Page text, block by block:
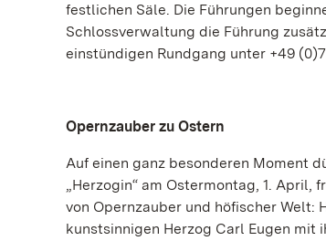
festlichen Säle. Die Führungen
Schlossverwaltung die Führung
einstündigen Rundgang unter +49
Opernzauber zu Ostern
Auf einen ganz besonderen Moment
„Herzogin“ am Ostermontag, 1.
von Opernzauber und höfischer Welt:
kunstsinnigen Herzog Carl Eugen mit